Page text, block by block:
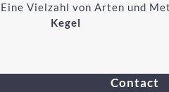
Vielzahl von Arten und
Kegel
Contact